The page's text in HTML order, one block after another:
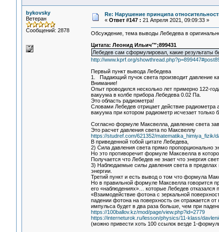
bykovsky
Ветеран
Сообщений: 2878
Re: Нарушение принципа
« Ответ #147 : 21 Апреля 2021, 09:09:33 »
Обсуждение, тема выводы Лебедева в
Цитата: Леонид Ильич™;899431
Лебедев сам сформулировал, какие результаты
http://www.kprf.org/
Первый пункт вывода Лебедева
1. Падающий пучок света производит давление
Внимание!
Опыт проводился несколько лет примерно 122-
вакуума в колбе прибора Лебедева 0.02 Па.
Это область радиометра!
Словами Лебедев отрицает действие радиометра
вакуума при котором радиометр исчезает только
Согласно формуле Максвелла, давление света
Это расчет давления света по Максвеллу
https://studref.com/621352/matematika_himiya_fizik/
В приведенной тобой цитате Лебедева,
2) Сила давления света прямо пропорционально
Но это противоречит формуле Максвелла в
Получается что Лебедев не знает что энергия
3) Наблюдаемые силы давления света в пределах
энергии.
Третий пункт и есть вывод о том что формула
Но в правильной формуле Максвелла говорится
его «наблюдениях»… которые Лебедев отказался
«Взаимодействие фотона с зеркальной
падении фотона на поверхность он отражается
импульса будет в два раза больше, чем при
https://100ballov.kz/mod/page/view.php?id=2779
https://interneturok.ru/lesson/physics/11-klass/
(можно привести хоть 100 ссылок везде 1-